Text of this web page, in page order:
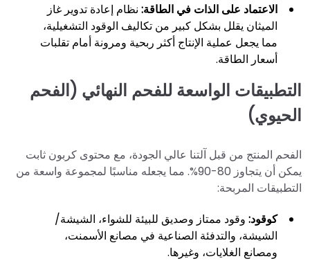
الاعتماد على الذات في الطاقة: نظام إعادة تدوير غاز
الميثان يقلل بشكل كبير من تكاليف الوقود التشغيلية،
مما يجعل عملية الإنتاج أكثر ربحية ومرونة أمام تقلبات
أسعار الطاقة.
التطبيقات الواسعة للفحم النهائي (الفحم
الحيوي)
الفحم المنتج من قبل آلتنا عالي الجودة، مع محتوى كربون ثابت
يمكن أن يتجاوز 80-90%. مما يجعله مناسبًا لمجموعة واسعة من
التطبيقات المربحة:
كوقود: وقود ممتاز وصديق للبيئة للشواء، الشيشة/
الشيشة، والتدفئة الصناعية في مصانع الأسمنت،
ومصانع الغلايات، وغيرها.